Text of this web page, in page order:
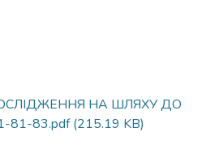
НА ШЛЯХУ ДО
81-83.pdf(215.19 KB)